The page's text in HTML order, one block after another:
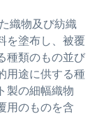
織物及び紡織
を塗布し、被覆
種類のもの並び
用途に供する種
製の細幅織物
用のものを含